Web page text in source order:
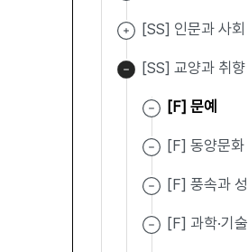
[SS] 인문과 사회
[SS] 교양과 취향
[F] 문예
[F] 동양문화
[F] 풍속과 성
[F] 과학·기술